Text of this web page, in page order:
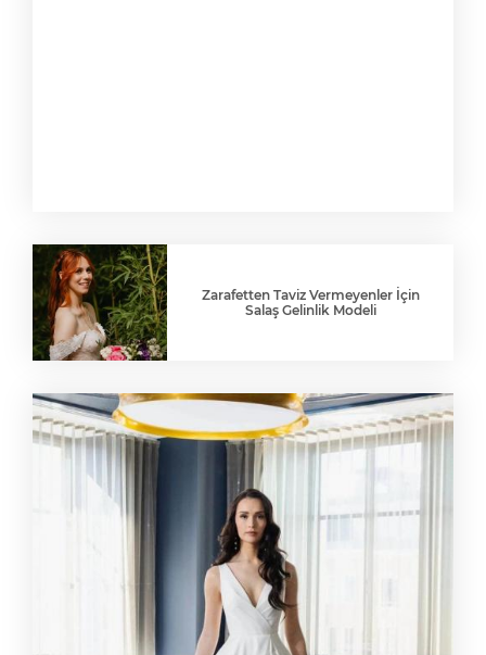
Zarafetten Taviz Vermeyenler İçin
Salaş Gelinlik Modeli